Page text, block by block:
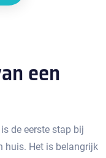
een
de eerste stap bij
huis.​ Het is belangrijk